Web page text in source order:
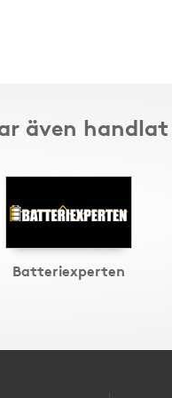
även
Batteriexperten